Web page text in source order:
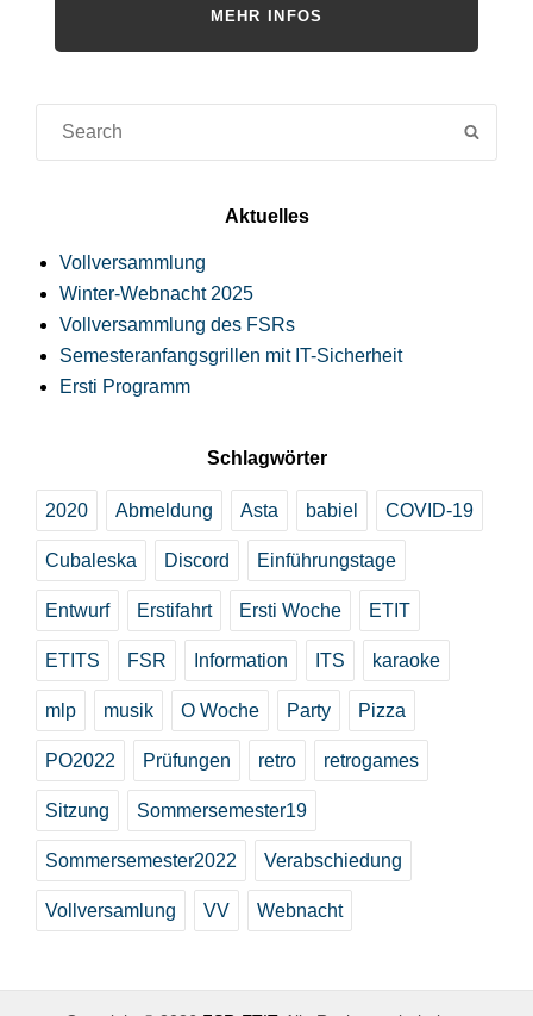
MEHR INFOS
Aktuelles
Vollversammlung
Winter-Webnacht 2025
Vollversammlung des FSRs
Semesteranfangsgrillen mit IT-Sicherheit
Ersti Programm
Schlagwörter
2020 Abmeldung Asta babiel COVID-19
Cubaleska Discord Einführungstage
Entwurf Erstifahrt Ersti Woche ETIT
ETITS FSR Information ITS karaoke
mlp musik O Woche Party Pizza
PO2022 Prüfungen retro retrogames
Sitzung Sommersemester19
Sommersemester2022 Verabschiedung
Vollversamlung VV Webnacht